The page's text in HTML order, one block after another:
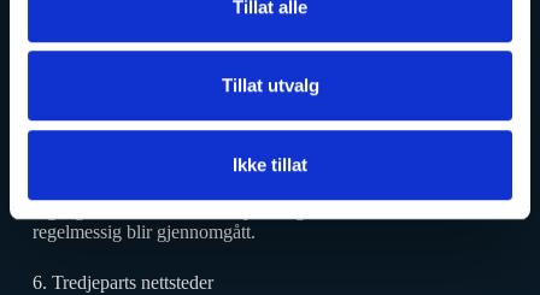
Tillat alle
Tillat utvalg
Ikke tillat
Vi er forpliktet til å ivareta sikkerheten for personopplysninger.
og uautorisert tilgang til personopplysninger. Dette sikrer at
regelmessig blir gjennomgått.
6. Tredjeparts nettsteder